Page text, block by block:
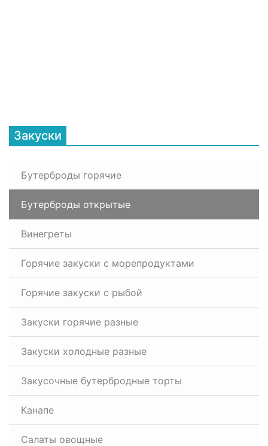
Закуски
Бутерброды горячие
Бутерброды открытые
Винегреты
Горячие закуски с морепродуктами
Горячие закуски с рыбой
Закуски горячие разные
Закуски холодные разные
Закусочные бутербродные торты
Канапе
Салаты овощные